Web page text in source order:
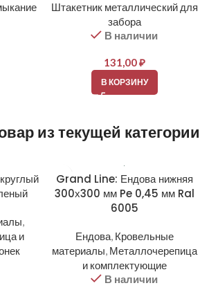
Штакетник металлический для
забора
В наличии
131,00₽
В КОРЗИНУ
из текущей категории
,
и
Grand Line: Ендова нижняя
300х300 мм Pe 0,45 мм Ral
6005
Ендова, Кровельные
материалы, Металлочерепица
и комплектующие
В наличии